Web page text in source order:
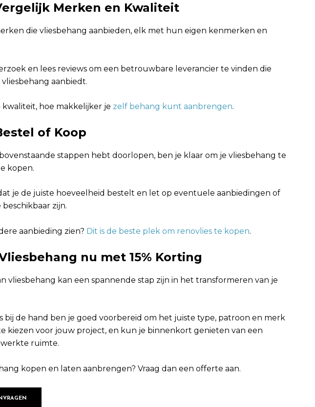
Merken en Kwaliteit
die vliesbehang aanbieden, elk met hun eigen kenmerken en
en lees reviews om een betrouwbare leverancier te vinden die
aanbiedt.
kwaliteit, hoe makkelijker je zelf behang kunt aanbrengen.
of Koop
stappen hebt doorlopen, ben je klaar om je vliesbehang te
kopen.
je de juiste hoeveelheid bestelt en let op eventuele aanbiedingen of
zijn.
aanbieding zien? Dit is de beste plek om renovlies te kopen.
nu met 15% Korting
vliesbehang kan een spannende stap zijn in het transformeren van je
bij de hand ben je goed voorbereid om het juiste type, patroon en merk
kiezen voor jouw project, en kun je binnenkort genieten van een
ruimte.
kopen en laten aanbrengen? Vraag dan een offerte aan.